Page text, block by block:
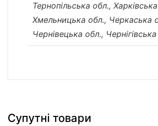
Тернопільська обл.,
Хмельницька обл., Черкаська
Чернівецька обл.,
Супутні товари